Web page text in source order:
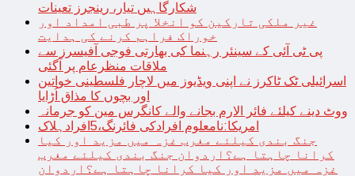
شکارگاہیں تیار، رینجرز تعینات
غیر ملکی تارکین کو انخلا پر طبی امداد اور
خوراک فراہم کرنے کی ہدایت
پی ٹی آئی کے سینئر رہنما کی بھارتی فوجی آفیسرز سے
ملاقات منظرعام پر آگئی
اسرائیلی ٹک ٹاکرز نے اپنی ویڈیوز میں لاچار فلسطینی خواتین
اور بچوں کا مذاق اُڑایا
ووٹ دینے کیلئے فائر الارم بجانے والے کانگرس مین کو جرمانہ
امریکا:نامعلوم افرادکی فائرنگ،5افرادہلاک
جنگ بندی کیلئے مغرب غزہ میں مزید اور کیا
کرانا چاہتا ہے؟اردوان جنگ بندی کیلئے مغرب
غزہ میں مزید اور کیا کرانا چاہتا ہے؟اردوان